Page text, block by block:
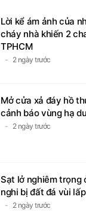
Lời kể ám ảnh của
cháy nhà khiến 2
TPHCM
2 ngày trước
Mở cửa xả đáy hồ
cảnh báo vùng hạ du
2 ngày trước
Sạt lở nghiêm trọng
nghi bị đất đá vùi lấp
2 ngày trước